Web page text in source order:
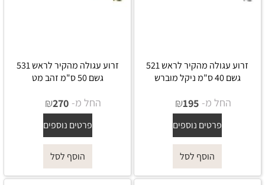
זרוע עגולה מהקיר לראש 521
גשם 40 ס"מ ניקל מוברש
החל מ- ₪195
פרטים נוספים
הוסף לסל
זרוע עגולה מהקיר לראש 531
גשם 50 ס"מ זהב מט
החל מ- ₪270
פרטים נוספים
הוסף לסל